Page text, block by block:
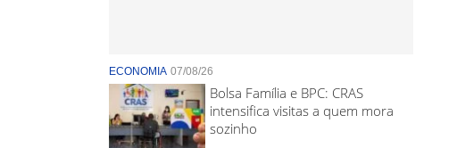
ECONOMIA 07/08/26
Bolsa Família e BPC: CRAS
intensifica visitas a quem mora
sozinho